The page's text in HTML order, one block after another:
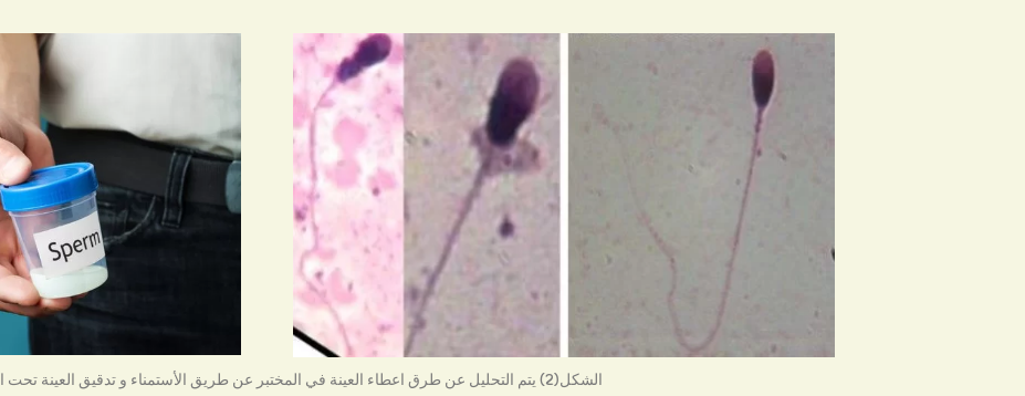
الشكل(2) يتم التحليل عن طرق اعطاء العينة في المختبر عن طريق الأستمناء و تدقيق العينة تحت المجهر